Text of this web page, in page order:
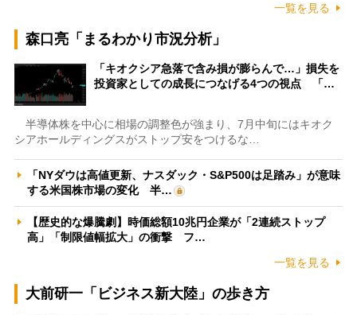
一覧を見る
森口亮「まるわかり市況分析」
「キオクシア急落で含み損が膨らんで…」損失を
投資家としての成長につなげる4つの視点 「…
半導体株を中心に相場の調整色が強まり、7月中旬にはキオク
シアホールディングスがストップ安をつけるな…
「NYダウは高値更新、ナスダック・S&P500は足踏み」が意味
する米国株市場の変化 半…
【歴史的な爆騰劇】時価総額10兆円企業が「2連続ストップ
高」「制限値幅拡大」の衝撃 フ…
一覧を見る
大前研一「ビジネス新大陸」の歩き方